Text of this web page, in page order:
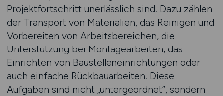
Projektfortschritt unerlässlich sind. Dazu zählen
der Transport von Materialien, das Reinigen und
Vorbereiten von Arbeitsbereichen, die
Unterstützung bei Montagearbeiten, das
Einrichten von Baustelleneinrichtungen oder
auch einfache Rückbauarbeiten. Diese
Aufgaben sind nicht „untergeordnet“, sondern